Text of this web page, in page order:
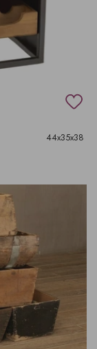
44x35x38